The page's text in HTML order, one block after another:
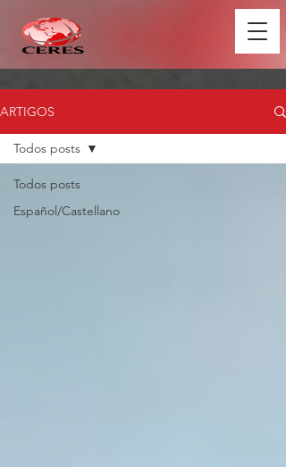
ARTIGOS
Todos posts
Español/Castellano
Todos posts